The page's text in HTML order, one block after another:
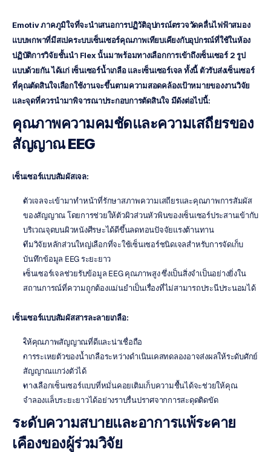
Emotiv ภาคภูมิใจที่จะนำเสนอการปฏิวัติอุปกรณ์ตรวจวัดคลื่นไฟฟ้าสมอง
แบบพกพาที่มีสเปคระบบเซ็นเซอร์คุณภาพเทียบเคียงกับอุปกรณ์ที่ใช้ในห้อง
ปฏิบัติการวิจัยชั้นนำ Flex นั้นมาพร้อมทางเลือกการเข้าถึงเซ็นเซอร์ 2 รูป
แบบด้วยกัน ได้แก่ เซ็นเซอร์น้ำเกลือ และเซ็นเซอร์เจล ทั้งนี้ ตัวรับส่งเซ็นเซอร์
ที่คุณตัดสินใจเลือกใช้งานจะขึ้นตามความสอดคล้องเป้าหมายของงานวิจัย
และจุดที่ควรนำมาพิจารณาประกอบการตัดสินใจ มีดังต่อไปนี้:
คุณภาพความคมชัดและความเสถียรของ
สัญญาณ EEG
เซ็นเซอร์แบบสัมผัสเจล:
ตัวเจลจะเข้ามาทำหน้าที่รักษาสภาพความเสถียรและคุณภาพการสัมผัส
ของสัญญาณ โดยการช่วยให้ตัวผิวส่วนหัวพินของเซ็นเซอร์ประสานเข้ากับ
บริเวณจุดบนผิวหนังศีรษะได้ดีขึ้นลดทอนปัจจัยแรงต้านทาน
ทีมวิจัยหลักส่วนใหญ่เลือกที่จะใช้เซ็นเซอร์ชนิดเจลสำหรับการจัดเก็บ
บันทึกข้อมูล EEG ระยะยาว
เซ็นเซอร์เจลช่วยรับข้อมูล EEG คุณภาพสูง ซึ่งเป็นสิ่งจำเป็นอย่างยิ่งใน
สถานการณ์ที่ความถูกต้องแม่นยำเป็นเรื่องที่ไม่สามารถประนีประนอมได้
เซ็นเซอร์แบบสัมผัสสารละลายเกลือ:
ให้คุณภาพสัญญาณที่ดีและน่าเชื่อถือ
การระเหยตัวของน้ำเกลือระหว่างดำเนินเคสทดลองอาจส่งผลให้ระดับศักย์
สัญญาณแกว่งตัวได้
ทางเลือกเซ็นเซอร์แบบที่หมั่นคอยเติมเก็บความชื้นได้จะช่วยให้คุณ
จำลองแล็บระยะยาวได้อย่างราบรื่นปราศจากการสะดุดติดขัด
ระดับความสบายและอาการแพ้ระคาย
เคืองของผู้ร่วมวิจัย